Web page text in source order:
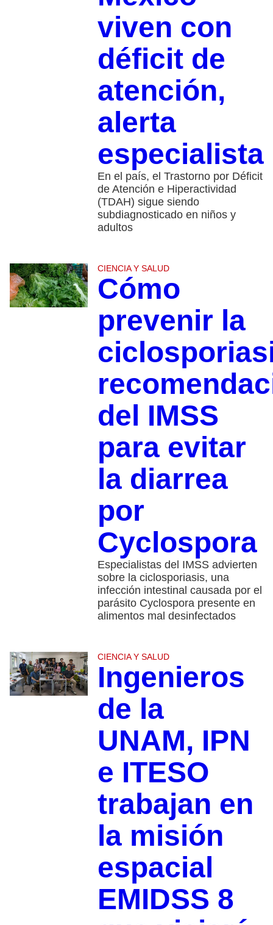
viven con
déficit de
atención,
alerta
especialista
En el país, el Trastorno por Déficit
de Atención e Hiperactividad
(TDAH) sigue siendo
subdiagnosticado en niños y
adultos
CIENCIA Y SALUD
Cómo
prevenir la
del IMSS
para evitar
la diarrea
por
Cyclospora
Especialistas del IMSS advierten
sobre la ciclosporiasis, una
infección intestinal causada por el
parásito Cyclospora presente en
alimentos mal desinfectados
CIENCIA Y SALUD
Ingenieros
de la
UNAM, IPN
e ITESO
trabajan en
la misión
espacial
EMIDSS 8